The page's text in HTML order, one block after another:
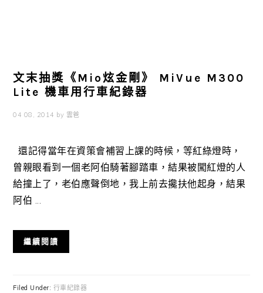
文末抽獎《Mio炫金剛》 MiVue M300
Lite 機車用行車紀錄器
04 08, 2014 by 雲爸
還記得當年在資策會補習上課的時候，等紅綠燈時，
曾親眼看到一個老阿伯騎著腳踏車，結果被闖紅燈的人
給撞上了，老伯應聲倒地，我上前去攙扶他起身，結果
阿伯 ...
繼續閱讀
Filed Under: 行車紀錄器